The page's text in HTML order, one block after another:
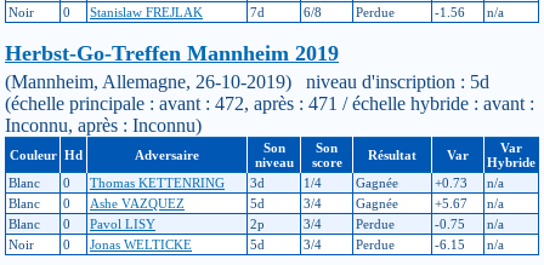
Noir
0 Stanislaw FREJLAK 7d 6/8 Perdue -1.56 n/a
Herbst-Go-Treffen Mannheim 2019
(Mannheim, Allemagne, 26-10-2019) niveau d'inscription : 5d
(échelle principale : avant : 472, après : 471 / échelle hybride : avant :
Inconnu, après : Inconnu)
Couleur Hd Adversaire
Son
niveau
Son
score
Résultat Var
Var
Hybride
Blanc
0 Thomas KETTENRING 3d 1/4 Gagnée +0.73
n/a
Blanc
0 Ashe VAZQUEZ 5d 3/4 Gagnée +5.67
n/a
Blanc
0 Pavol LISY 2p 3/4 Perdue -0.75
n/a
Noir
0 Jonas WELTICKE 5d 3/4 Perdue -6.15 n/a